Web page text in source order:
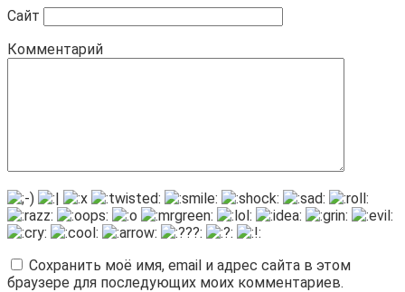
Сайт
Комментарий
Сохранить моё имя, email и адрес сайта в этом
браузере для последующих моих комментариев.